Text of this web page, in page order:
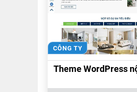
CÔNG TY
Theme WordPress